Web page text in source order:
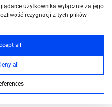
użytkownika wyłącznie za jego
rezygnacji z tych plików
all
all